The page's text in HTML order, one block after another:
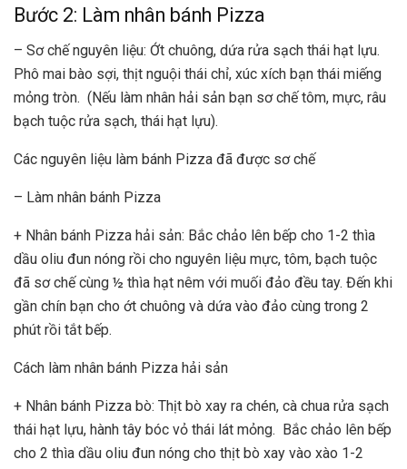
Bước 2: Làm nhân bánh Pizza
– Sơ chế nguyên liệu: Ớt chuông, dứa rửa sạch thái hạt lựu.
Phô mai bào sợi, thịt nguội thái chỉ, xúc xích bạn thái miếng
mỏng tròn. (Nếu làm nhân hải sản bạn sơ chế tôm, mực, râu
bạch tuộc rửa sạch, thái hạt lựu).
Các nguyên liệu làm bánh Pizza đã được sơ chế
– Làm nhân bánh Pizza
+ Nhân bánh Pizza hải sản: Bắc chảo lên bếp cho 1-2 thìa
dầu oliu đun nóng rồi cho nguyên liệu mực, tôm, bạch tuộc
đã sơ chế cùng ½ thìa hạt nêm với muối đảo đều tay. Đến khi
gần chín bạn cho ớt chuông và dứa vào đảo cùng trong 2
phút rồi tắt bếp.
Cách làm nhân bánh Pizza hải sản
+ Nhân bánh Pizza bò: Thịt bò xay ra chén, cà chua rửa sạch
thái hạt lựu, hành tây bóc vỏ thái lát mỏng. Bắc chảo lên bếp
cho 2 thìa dầu oliu đun nóng cho thịt bò xay vào xào 1-2